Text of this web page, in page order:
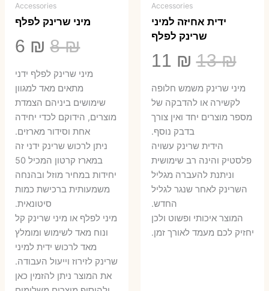
Accessories
ידית אחיזה למיני
שרינק לפלף
13₪
המחיר
המקורי
היה:
13 ₪.
11 ₪
הוא:
​מיני שרינק משמש חלופה
לקשירה או להדבקה של
מספר מוצרים יחד ואין צורך
בדבק נוסף.
הידית שרינק עשויה
פלסטיק והינה רב שימושית
וניתנת להעברה מגליל
השרינק לאחר שנגר לגליל
החדש.
המוצר איכותי ופשוט ולכן
יחזיק לכם מעמד לאורך זמן.
Accessories
מיני שרינק לפלף
8₪
היה:
8 ₪.
6 ₪
6 ₪.
מיני שרינק לפלף ידני
מתאים מאד למגוון
שימושים ביניהם הצמדת
מוצרים, הידוקם לכדי יחידה
אחת וסידור מארזים.
ניתן לרכוש שרינק ידני זה
במארז קרטון המכיל 50
יחידות במחיר מוזל ובהנחה
משמעותית ברכישת כמות
סיטונאית.
מיני לפלף או מיני שרינק קל
ונוח מאד לשימוש ומומלץ
מאד לרכוש ידית למיני
שרינק לזירוז וייעול העבודה.
את המוצר ניתן להזמין כאן